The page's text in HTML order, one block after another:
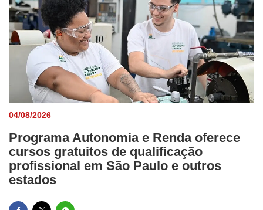
04/08/2026
Programa Autonomia e Renda oferece
cursos gratuitos de qualificação
profissional em São Paulo e outros
estados